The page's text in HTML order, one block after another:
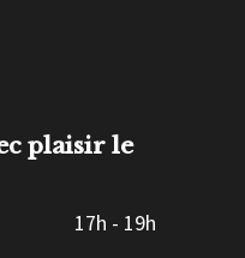
plaisir le
17h - 19h